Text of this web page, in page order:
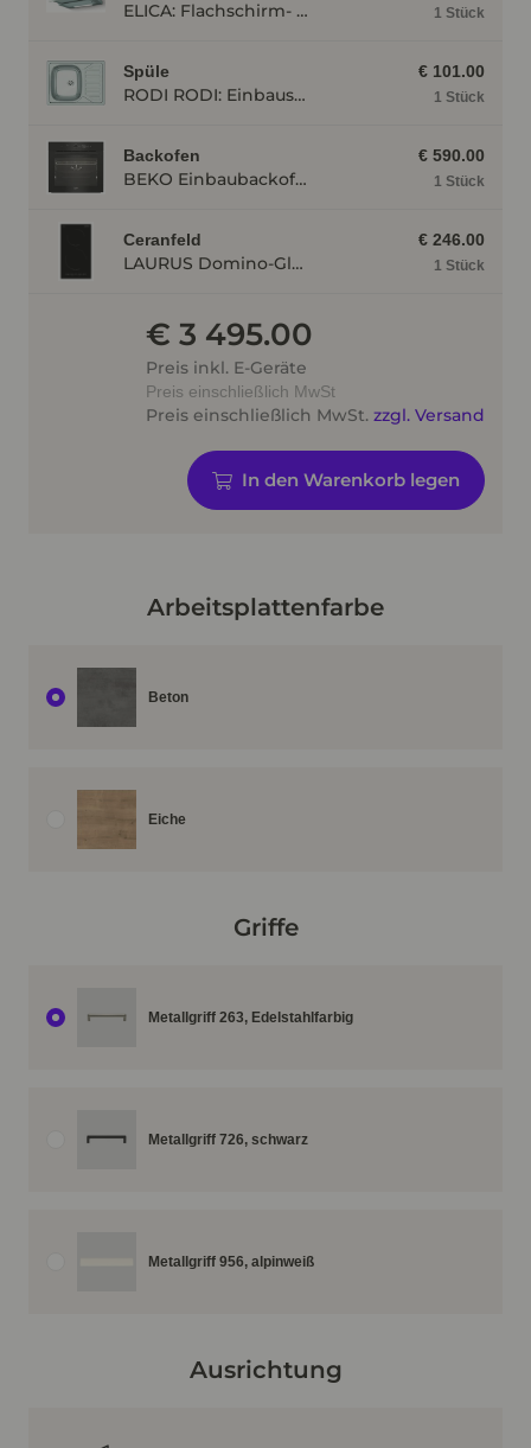
Arbeitsplattenfarbe
Beton
Eiche
Griffe
Metallgriff 263, Edelstahlfarbig
Metallgriff 726, schwarz
Metallgriff 956, alpinweiß
Ausrichtung
ELICA: Flachschirm- Dunstabzugshaube ELITE 14 60-D Edelstahl ELITE1460D 1 Stück
Spüle
RODI RODI: Einbauspüle Okio Line 65, Edelstahl 87189
€ 101.00
1 Stück
Backofen
BEKO Einbaubackofen BBIM174N0BE mit Hydrolyse, Schwarz BBIM174N0BE
€ 590.00
1 Stück
Ceranfeld
LAURUS Domino-Glaskeramik- Induktionskochfeld LIA30, autark, Rahmenlos LIA30
€ 246.00
1 Stück
€ 3 495.00
Preis inkl. E-Geräte
Preis einschließlich MwSt
Preis einschließlich MwSt. zzgl. Versand
In den Warenkorb legen